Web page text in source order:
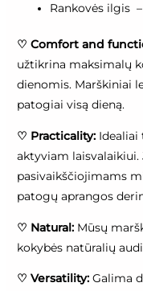
Rankovės ilgis
♡Comfort and
užtikrina maksimalų
dienomis. Marškiniai
patogiai visą dieną.
♡ Practicality: Idealiai
aktyviam
pasivaikščiojimams
patogų aprangos
♡ Natural: Mūsų
kokybės natūralių
♡Versatility: Galima